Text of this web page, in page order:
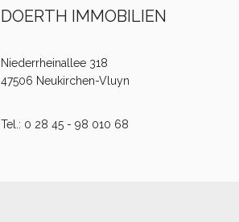
DOERTH IMMOBILIEN
Niederrheinallee 318
47506 Neukirchen-Vluyn
Tel.: 0 28 45 - 98 010 68